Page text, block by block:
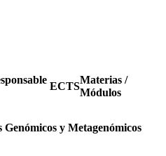
ECTS
Materias /
Módulos
y Metagenómicos